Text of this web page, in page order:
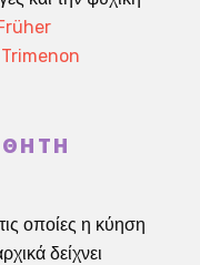
οποίες η κύηση
δείχνει